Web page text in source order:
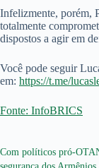
Infelizmente, porém,
totalmente
dispostos a agir em
Você pode seguir
em: https://t.me/
Fonte: InfoBRICS
Com políticos pró-